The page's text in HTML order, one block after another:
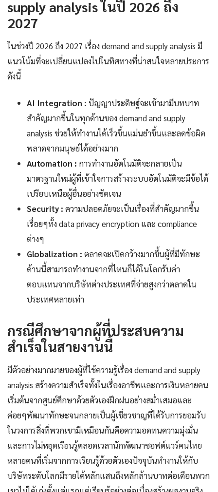
supply analysis ในปี 2026 ถึง
2027
ในช่วงปี 2026 ถึง 2027 เรื่อง demand and supply analysis มี
แนวโน้มที่จะเปลี่ยนแปลงไปในทิศทางที่น่าสนใจหลายประการ
ดังนี้
AI Integration : ปัญญาประดิษฐ์จะเข้ามามีบทบาท
สำคัญมากขึ้นในทุกด้านของ demand and supply
analysis ช่วยให้ทำงานได้เร็วขึ้นแม่นยำขึ้นและลดข้อผิด
พลาดจากมนุษย์ได้อย่างมาก
Automation : การทำงานอัตโนมัติจะกลายเป็น
มาตรฐานใหม่ผู้ที่เข้าใจการสร้างระบบอัตโนมัติจะมีข้อได้
เปรียบเหนือผู้อื่นอย่างชัดเจน
Security : ความปลอดภัยจะเป็นเรื่องที่สำคัญมากขึ้น
เรื่อยๆทั้ง data privacy encryption และ compliance
ต่างๆ
Globalization : ตลาดจะเปิดกว้างมากขึ้นผู้ที่มีทักษะ
ด้านนี้สามารถทำงานจากที่ไหนก็ได้ในโลกรับค่า
ตอบแทนจากบริษัทต่างประเทศที่จ่ายสูงกว่าตลาดใน
ประเทศหลายเท่า
กรณีศึกษาจากผู้ที่ประสบความ
สำเร็จในสายงานนี้
มีตัวอย่างมากมายของผู้ที่ใช้ความรู้เรื่อง demand and supply
analysis สร้างความสำเร็จทั้งในเรื่องอาชีพและการเงินหลายคน
เริ่มต้นจากศูนย์ศึกษาด้วยตัวเองฝึกฝนอย่างสม่ำเสมอและ
ค่อยๆพัฒนาทักษะจนกลายเป็นผู้เชี่ยวชาญที่ได้รับการยอมรับ
ในวงการสิ่งที่พวกเขามีเหมือนกันคือความอดทนความมุ่งมั่น
และการไม่หยุดเรียนรู้ตลอดเวลานักพัฒนาซอฟต์แวร์คนไทย
หลายคนที่เริ่มจากการเรียนรู้ด้วยตัวเองปัจจุบันทำงานให้กับ
บริษัทระดับโลกมีรายได้หลักแสนถึงหลักล้านบาทต่อเดือนพวก